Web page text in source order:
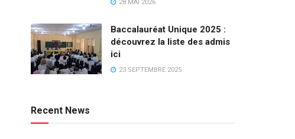
28 MAI 2026
Baccalauréat Unique 2025 :
découvrez la liste des admis
ici
23 SEPTEMBRE 2025
Recent News